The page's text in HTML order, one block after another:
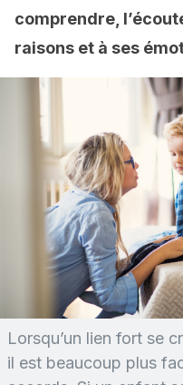
comprendre,
raisons et à ses
Lorsqu’un lien fort se
il est beaucoup plus